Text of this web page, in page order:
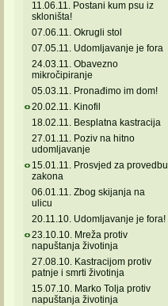
11.06.11. Postani kum psu iz
skloništa!
07.06.11. Okrugli stol
07.05.11. Udomljavanje je fora
24.03.11. Obavezno
mikročipiranje
05.03.11. Pronađimo im dom!
20.02.11. Kinofil
18.02.11. Besplatna kastracija
27.01.11. Poziv na hitno
udomljavanje
15.01.11. Prosvjed za provedbu
zakona
06.01.11. Zbog skijanja na
ulicu
20.11.10. Udomljavanje je fora!
23.10.10. Mreža protiv
napuštanja životinja
27.08.10. Kastracijom protiv
patnje i smrti životinja
15.07.10. Marko Tolja protiv
napuštanja životinja